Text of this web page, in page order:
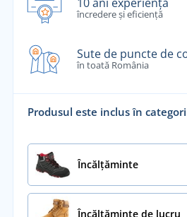
încredere și eficiență
Sute de puncte de
în toată România
Produsul este inclus în
Încălţăminte
Încălțăminte de lucru